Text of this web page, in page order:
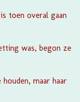
toen overal gaan
was, begon ze
maar haar